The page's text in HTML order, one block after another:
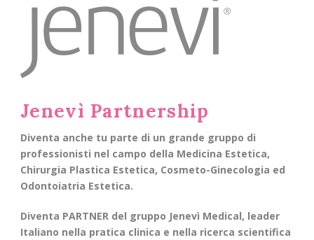
Jenevì Partnership
Diventa anche tu parte di un grande gruppo di
professionisti nel campo della Medicina Estetica,
Chirurgia Plastica Estetica, Cosmeto-Ginecologia ed
Odontoiatria Estetica.
Diventa PARTNER del gruppo Jenevì Medical, leader
Italiano nella pratica clinica e nella ricerca scientifica